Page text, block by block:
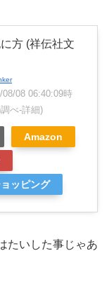
方 (祥伝社文
08/08 06:40:09時
べ-詳細)
Amazon
ッピング
たいした事じゃあ